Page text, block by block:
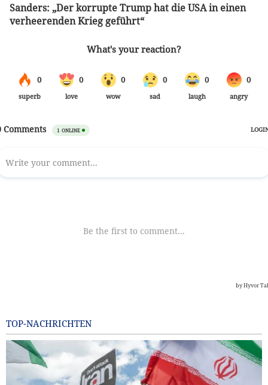
Sanders: „Der korrupte Trump hat die USA in einen
verheerenden Krieg geführt“
TOP-NACHRICHTEN